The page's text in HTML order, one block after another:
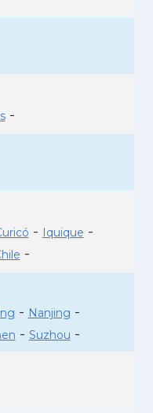
-
- Iquique -
-
- Nanjing -
- Suzhou -